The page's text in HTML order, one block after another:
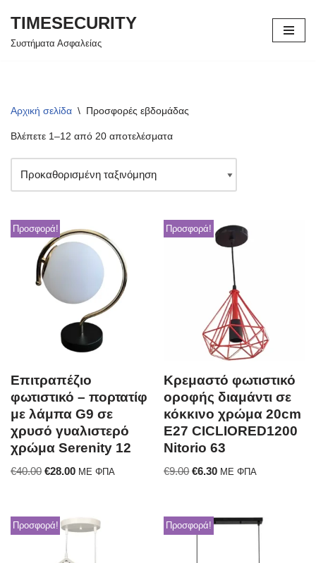
Μεταπηδήστε
TIMESECURITY
Συστήματα Ασφαλείας
Αρχική σελίδα \ Προσφορές εβδομάδας
Βλέπετε 1–12 από 20 αποτελέσματα
Προσφορά!
Επιτραπέζιο
φωτιστικό – πορτατίφ
με λάμπα G9 σε
χρυσό γυαλιστερό
χρώμα Serenity 12
€40.00 €28.00 ΜΕ ΦΠΑ
Προσφορά!
Κρεμαστό φωτιστικό
οροφής διαμάντι σε
κόκκινο χρώμα 20cm
Ε27 CICLIORED1200
Nitorio 63
€9.00 €6.30 ΜΕ ΦΠΑ
Προσφορά! Προσφορά!